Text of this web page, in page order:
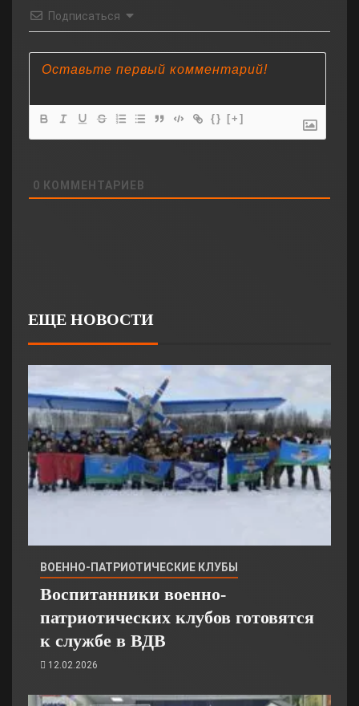
Подписаться
{} [+]
0 КОММЕНТАРИЕВ
ЕЩЕ НОВОСТИ
ВОЕННО-ПАТРИОТИЧЕСКИЕ КЛУБЫ
Воспитанники военно-
патриотических клубов готовятся
к службе в ВДВ
12.02.2026